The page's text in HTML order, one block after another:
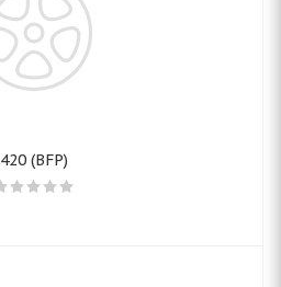
420 (BFP)